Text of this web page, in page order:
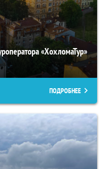
«ХохломаТур»
ПОДРОБНЕЕ